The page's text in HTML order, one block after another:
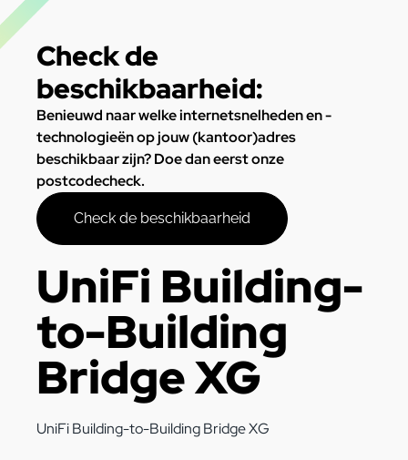
Check de
beschikbaarheid:
Benieuwd naar welke internetsnelheden en -
technologieën op jouw (kantoor)adres
beschikbaar zijn? Doe dan eerst onze
postcodecheck.
Check de beschikbaarheid
UniFi Building-
to-Building
Bridge XG
UniFi Building-to-Building Bridge XG